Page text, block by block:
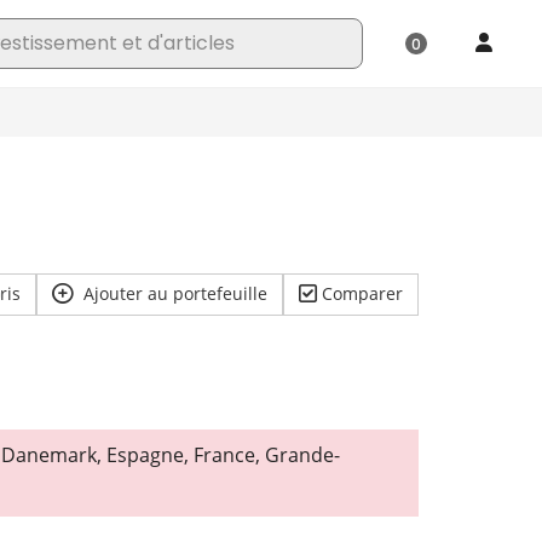
Ajouter au portefeuille Comparer
Espagne, France, Grande-